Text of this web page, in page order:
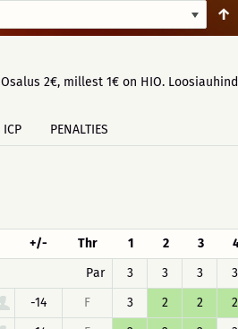
↑
Osalus 2€, millest 1€ on HIO.
ICP PENALTIES
+/- Thr 1 2 3
Par
3 3 3 3
-14 F 3 2 2 2